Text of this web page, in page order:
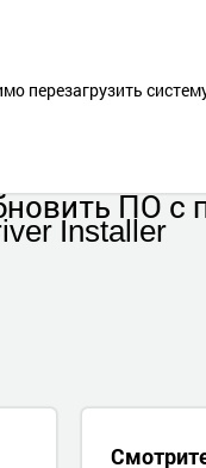
перезагрузить
ПОс
Installer